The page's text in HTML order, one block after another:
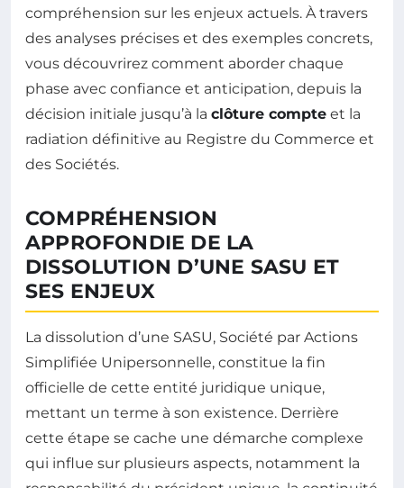
compréhension sur les enjeux actuels. À travers
des analyses précises et des exemples concrets,
vous découvrirez comment aborder chaque
phase avec confiance et anticipation, depuis la
décision initiale jusqu’à la clôture compte et la
radiation définitive au Registre du Commerce et
des Sociétés.
COMPRÉHENSION
APPROFONDIE DE LA
DISSOLUTION D’UNE SASU ET
SES ENJEUX
La dissolution d’une SASU, Société par Actions
Simplifiée Unipersonnelle, constitue la fin
officielle de cette entité juridique unique,
mettant un terme à son existence. Derrière
cette étape se cache une démarche complexe
qui influe sur plusieurs aspects, notamment la